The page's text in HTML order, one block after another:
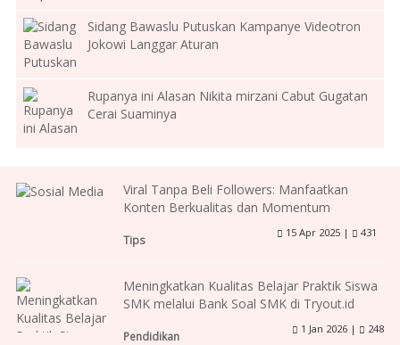
Sidang Bawaslu Putuskan Kampanye Videotron
Jokowi Langgar Aturan
Rupanya ini Alasan Nikita mirzani Cabut Gugatan
Cerai Suaminya
Viral Tanpa Beli Followers: Manfaatkan
Konten Berkualitas dan Momentum
Tips
15 Apr 2025 | 431
Meningkatkan Kualitas Belajar Praktik Siswa
SMK melalui Bank Soal SMK di Tryout.id
Pendidikan
1 Jan 2026 | 248